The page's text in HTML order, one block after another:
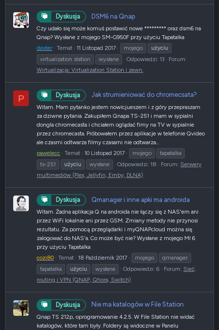
Dyskusja DSM6 na Qnap
Czy udało się może komuś postawić nowe ********* oraz dsm6 na
Qnap? Wysłane z mojego SM-G950F przy użyciu Tapatalka
dexter
Temat 11 Listopad 2017 mojego
użyciu
virtualization station
wysłane Odpowiedzi: 13
Forum:
Wirtualizacja: Virtualization Station i zewn.
P Dyskusja Jak strumieniować do chromecsata?
Witam. Mam pytanko jestem nowicjueszem i z góry przepraszam
za dziwne pytania. Zakupiłem Qnapa TS-251 i mam w sypialni
dongla chromecasta i chciałem oglądać fimy na TV w sypialnie
przez chromecasta. Próbowałem przez aplikacje w telefonie Qvideo
ale czasmi odtwarza filmy czasami nie odtwarza...
pawelecc
Temat 10 Listopad 2017 mojego
tapatalka
ts-251
użyciu wysłane Odpowiedzi: 18 Forum: Serwery
multimediów (Plex, Jellyfin, Emby, DLNA)
Dyskusja Qmanager i inne apki ma androida
Witam. Żadna aplikacja Q na androida nie łączy się z NAS'em ani
przez WiFi lokalnie ani przez GSM. Zmiany metody nie przynosi
rezultatu. Za pomocą przeglądarki i myQNAPcloud można się
zalogować do NAS'a. Co może być nie? Wysłane z mojego MI 6
przy użyciu Tapatalka
cozi80
Temat 18 Październik 2017 mojego
qmanager
tapatalka
użyciu wysłane Odpowiedzi: 6 Forum: Sieć,
routing i VPN (QNAP, Qhora, Switch)
Dyskusja Nie ma katalogów w File Station
Qnap TS 212p, oprogramowanie 4.2.5. W File Station nie widać
katalogów, które tam były. Foldery są widoczne w Panelu